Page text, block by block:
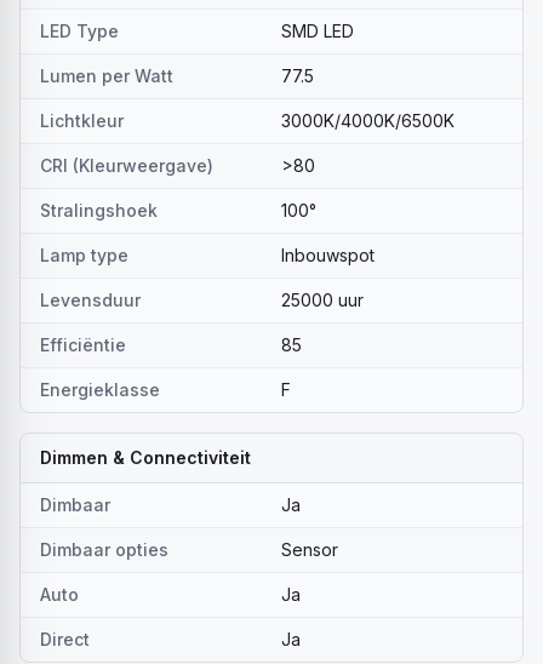
LED Type SMD LED
Lumen per Watt 77.5
Lichtkleur 3000K/4000K/6500K
CRI (Kleurweergave) >80
Stralingshoek 100°
Lamp type Inbouwspot
Levensduur 25000 uur
Efficiëntie 85
Energieklasse F
Dimmen & Connectiviteit
Dimbaar Ja
Dimbaar opties Sensor
Auto Ja
Direct Ja